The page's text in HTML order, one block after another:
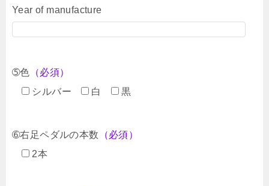
Year of manufacture
➄色 （必須）
シルバー
白 黒
➅右足ペダルの本数 （必須）
2本